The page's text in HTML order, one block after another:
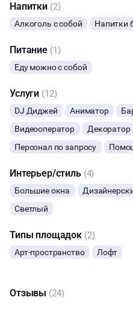
Напитки (2)
Алкоголь с собой Напитки
Питание (1)
Еду можно с собой
Услуги (12)
DJ Диджей Аниматор
Видеооператор
Декоратор
Персонал по запросу
Интерьер/стиль (4)
Большие окна
Светлый
Типы площадок (2)
Арт-пространство Лофт
Отзывы (24)
ДИСКОТЕКА
СВИДАНИЯ
СЕМИНАРЫ
ТАНЦЫ
ВЫСТАВКИ
КАСТИНГИ
КИНОПРОСМОТР
ФУРШЕТЫ